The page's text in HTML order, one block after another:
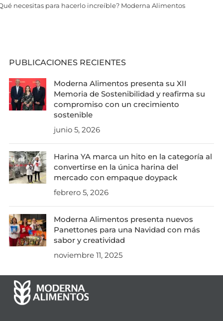
necesitas para hacerlo increíble? Moderna Alimentos
PUBLICACIONES RECIENTES
Moderna Alimentos presenta su XII
Memoria de Sostenibilidad y reafirma su
compromiso con un crecimiento
sostenible
junio 5, 2026
Harina YA marca un hito en la categoría al
convertirse en la única harina del
mercado con empaque doypack
febrero 5, 2026
Moderna Alimentos presenta nuevos
Panettones para una Navidad con más
sabor y creatividad
noviembre 11, 2025